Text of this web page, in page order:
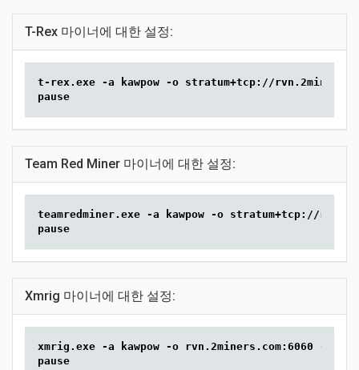
T-Rex 마이너에 대한 설정:
t-rex.exe -a kawpow -o stratum+tcp://
pause
Team Red Miner 마이너에 대한 설정:
teamredminer.exe -a kawpow -o stratum+tcp://
pause
Xmrig 마이너에 대한 설정:
xmrig.exe -a kawpow -o rvn.2miners.com:6060 -u
pause